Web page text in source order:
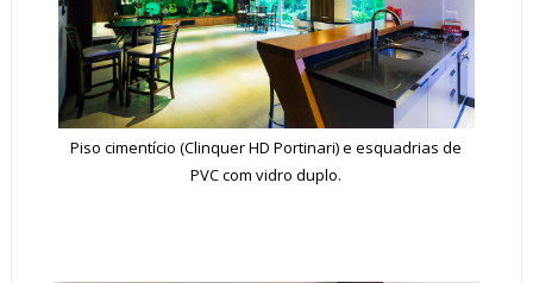
Piso cimentício (Clinquer HD Portinari) e esquadrias de
PVC com vidro duplo.